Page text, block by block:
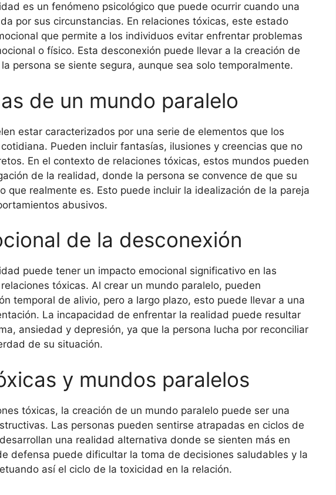
es un fenómeno psicológico que puede ocurrir cuando una
por sus circunstancias. En relaciones tóxicas, este estado
que permite a los individuos evitar enfrentar problemas
o físico. Esta desconexión puede llevar a la creación de
persona se siente segura, aunque sea solo temporalmente.
de un mundo paralelo
estar caracterizados por una serie de elementos que los
Pueden incluir fantasías, ilusiones y creencias que no
En el contexto de relaciones tóxicas, estos mundos pueden
de la realidad, donde la persona se convence de que su
que realmente es. Esto puede incluir la idealización de la pareja
abusivos.
de la desconexión
puede tener un impacto emocional significativo en las
tóxicas. Al crear un mundo paralelo, pueden
temporal de alivio, pero a largo plazo, esto puede llevar a una
La incapacidad de enfrentar la realidad puede resultar
ansiedad y depresión, ya que la persona lucha por reconciliar
de su situación.
y mundos paralelos
tóxicas, la creación de un mundo paralelo puede ser una
Las personas pueden sentirse atrapadas en ciclos de
una realidad alternativa donde se sienten más en
defensa puede dificultar la toma de decisiones saludables y la
así el ciclo de la toxicidad en la relación.